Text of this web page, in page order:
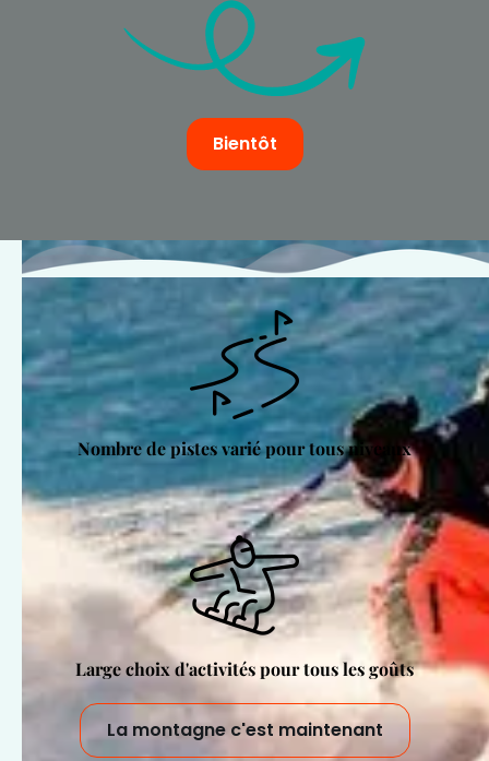
Bientôt
Nombre de pistes varié pour tous niveaux
Large choix d'activités pour tous les goûts
La montagne c'est maintenant